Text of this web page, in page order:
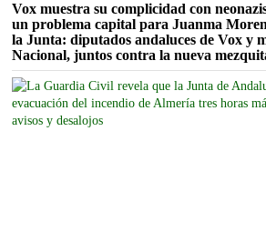
Vox muestra su complicidad con
un problema capital para Juanma
la Junta: diputados andaluces de Vox y
Nacional, juntos contra la nueva